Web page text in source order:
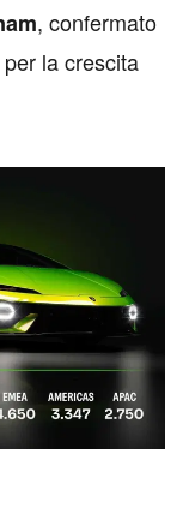
, confermato
la crescita